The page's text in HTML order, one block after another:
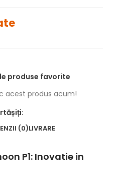
produse favorite
acest produs acum!
(0)LIVRARE
P1: Inovatie in